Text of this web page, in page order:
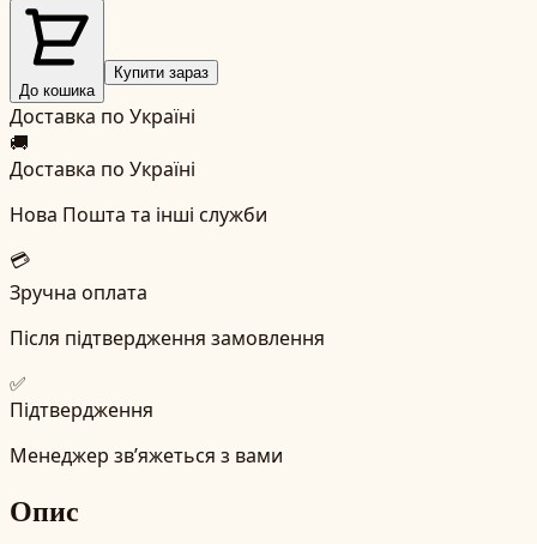
До кошика
Купити зараз
Доставка по Україні
🚚
Доставка по Україні
Нова Пошта та інші служби
💳
Зручна оплата
Після підтвердження замовлення
✅
Підтвердження
Менеджер зв’яжеться з вами
Опис